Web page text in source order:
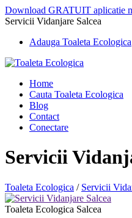
Download GRATUIT aplicatie
Servicii Vidanjare Salcea
Adauga Toaleta Ecologica
Home
Cauta Toaleta Ecologica
Blog
Contact
Conectare
Servicii
Toaleta Ecologica / Servicii
Toaleta Ecologica Salcea